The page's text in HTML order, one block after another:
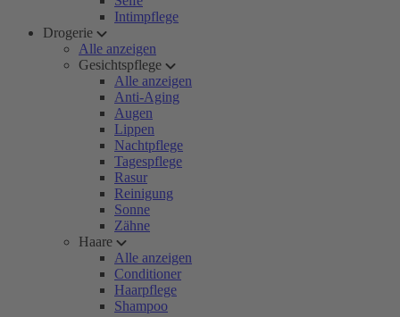
Intimpflege
Drogerie
Alle anzeigen
Gesichtspflege
Alle anzeigen
Anti-Aging
Augen
Lippen
Nachtpflege
Tagespflege
Rasur
Reinigung
Sonne
Zähne
Haare
Alle anzeigen
Conditioner
Haarpflege
Shampoo